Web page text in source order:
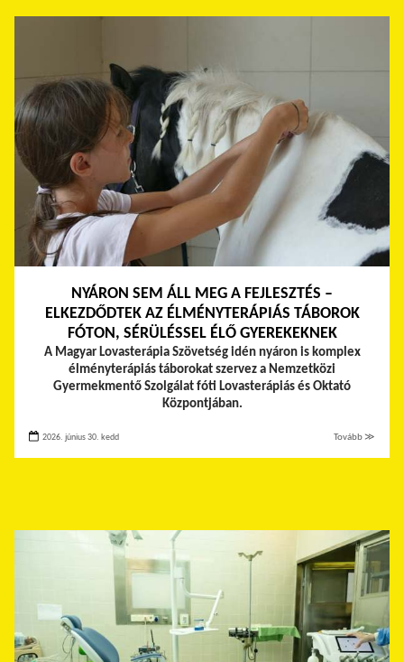
NYÁRON SEM ÁLL MEG A FEJLESZTÉS –
ELKEZDŐDTEK AZ ÉLMÉNYTERÁPIÁS TÁBOROK
FÓTON, SÉRÜLÉSSEL ÉLŐ GYEREKEKNEK
A Magyar Lovasterápia Szövetség idén nyáron is komplex
élményterápiás táborokat szervez a Nemzetközi
Gyermekmentő Szolgálat fóti Lovasterápiás és Oktató
Központjában.
2026. június 30. kedd Tovább ≫